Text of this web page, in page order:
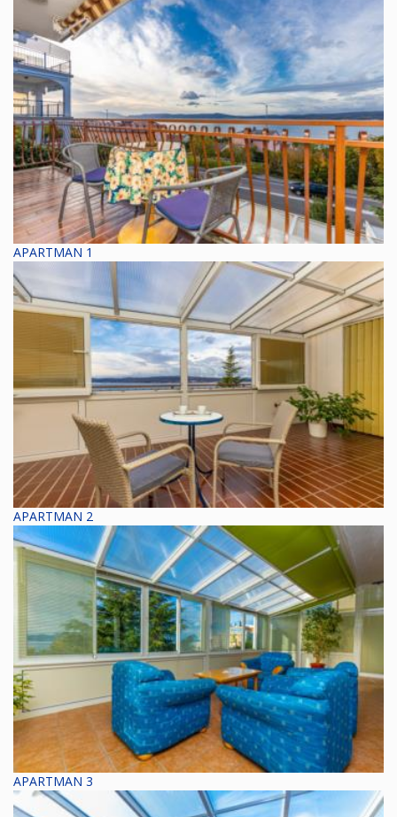
APARTMAN 1
APARTMAN 2
APARTMAN 3